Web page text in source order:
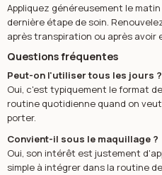
Appliquez généreusement le
dernière étape de soin.
après transpiration ou après avoir
Questions fréquentes
Peut-on l'utiliser tous les jours ?
Oui, c'est typiquement le format
routine quotidienne quand on
porter.
Convient-il sous le maquillage ?
Oui, son intérêt est justement
simple à intégrer dans la routine